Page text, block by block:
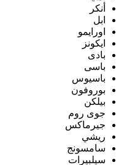
أنكر
ابل
اورايمو
ايكونز
بادى
باسى
باسيوس
بوروفون
بيلكن
جوى روم
جيرماكس
ريشي
سامسونج
سيلبيرات